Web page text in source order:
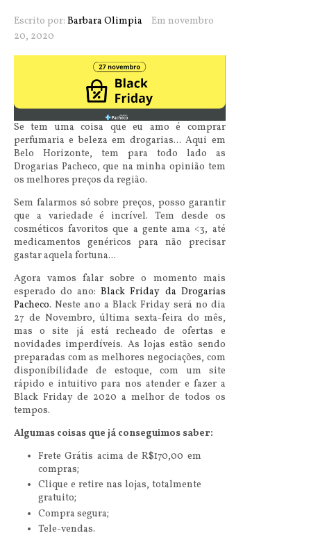
Escrito por: Barbara Olimpia
Em novembro
20, 2020
Se tem uma coisa que eu amo é comprar
perfumaria e beleza em drogarias... Aqui em
Belo Horizonte, tem para todo lado as
Drogarias Pacheco, que na minha opinião tem
os melhores preços da região.
Sem falarmos só sobre preços, posso garantir
que a variedade é incrível. Tem desde os
cosméticos favoritos que a gente ama <3, até
medicamentos genéricos para não precisar
gastar aquela fortuna...
Agora vamos falar sobre o momento mais
esperado do ano:Black Friday da Drogarias
Pacheco. Neste ano a Black Friday será no dia
27 de Novembro, última sexta-feira do mês,
mas o site já está recheado de ofertas e
novidades imperdíveis. As lojas estão sendo
preparadas com as melhores negociações, com
disponibilidade de estoque, com um site
rápido e intuitivo para nos atender e fazer a
Black Friday de 2020 a melhor de todos os
tempos.
Algumas coisas que já conseguimos saber:
Frete Grátis acima de R$170,00 em
compras;
Clique e retire nas lojas, totalmente
gratuito;
Compra segura;
Tele-vendas.